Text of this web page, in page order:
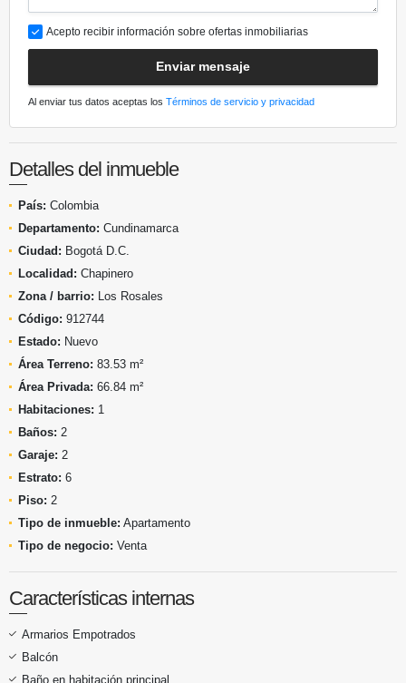
Acepto recibir información sobre ofertas inmobiliarias
Enviar mensaje
Al enviar tus datos aceptas los Términos de servicio y privacidad
Detalles del inmueble
País: Colombia
Departamento: Cundinamarca
Ciudad: Bogotá D.C.
Localidad: Chapinero
Zona / barrio: Los Rosales
Código: 912744
Estado: Nuevo
Área Terreno: 83.53 m²
Área Privada: 66.84 m²
Habitaciones: 1
Baños: 2
Garaje: 2
Estrato: 6
Piso: 2
Tipo de inmueble: Apartamento
Tipo de negocio: Venta
Características internas
Armarios Empotrados
Balcón
Baño en habitación principal